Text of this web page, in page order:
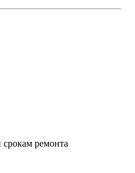
срокам ремонта